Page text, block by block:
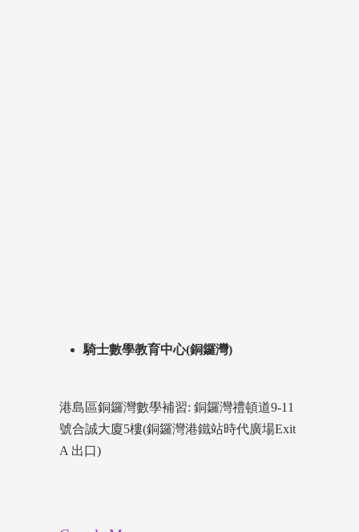
騎士數學教育中心(銅鑼灣)
港島區銅鑼灣數學補習: 銅鑼灣禮頓道9-11
號合誠大廈5樓(銅鑼灣港鐵站時代廣場Exit
A 出口)